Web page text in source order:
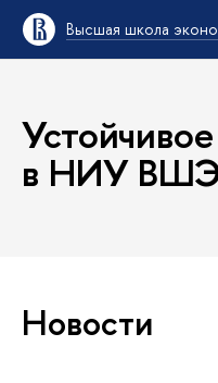
Высшая школа
в НИУ
Новости